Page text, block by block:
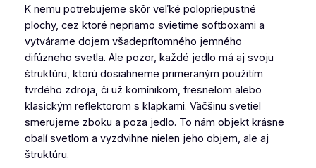
K nemu potrebujeme skôr veľké polopriepustné
plochy, cez ktoré nepriamo svietime softboxami a
vytvárame dojem všadeprítomného jemného
difúzneho svetla. Ale pozor, každé jedlo má aj svoju
štruktúru, ktorú dosiahneme primeraným použitím
tvrdého zdroja, či už komínikom, fresnelom alebo
klasickým reflektorom s klapkami. Väčšinu svetiel
smerujeme zboku a poza jedlo. To nám objekt krásne
obalí svetlom a vyzdvihne nielen jeho objem, ale aj
štruktúru.